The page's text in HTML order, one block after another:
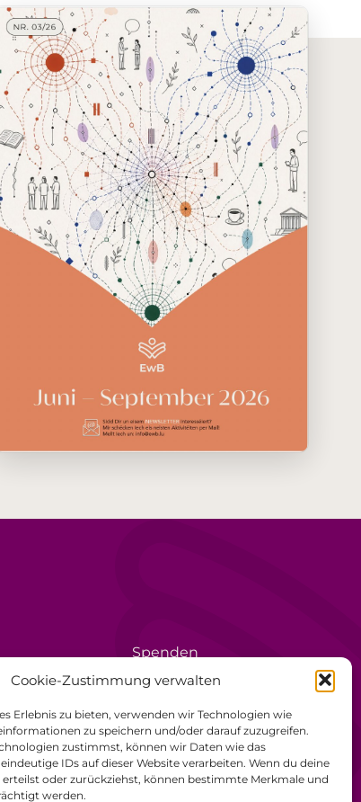
Cookie-Zustimmung verwalten
Erlebnis zu bieten, verwenden wir Technologien wie
zu speichern und/oder darauf zuzugreifen.
zustimmst, können wir Daten wie das
IDs auf dieser Website verarbeiten. Wenn du deine
oder zurückziehst, können bestimmte Merkmale und
werden.
Spenden
Ehrenamt
Impressum
Allgemeine